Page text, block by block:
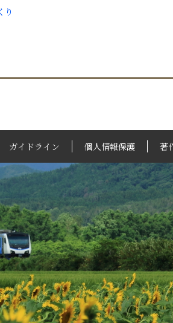
り
ガイドライン 個人情報保護 著